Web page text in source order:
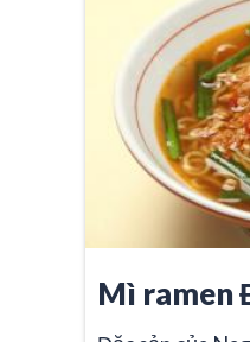
Mì ramen